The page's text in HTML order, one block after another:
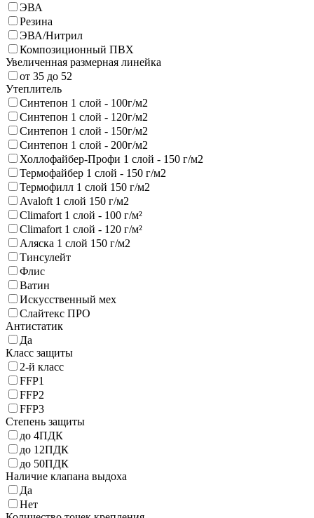
ЭВА
Резина
ЭВА/Нитрил
Композиционный ПВХ
Увеличенная размерная линейка
от 35 до 52
Утеплитель
Синтепон 1 слой - 100г/м2
Синтепон 1 слой - 120г/м2
Синтепон 1 слой - 150г/м2
Синтепон 1 слой - 200г/м2
Холлофайбер-Профи 1 слой - 150 г/м2
Термофайбер 1 слой - 150 г/м2
Термофилл 1 слой 150 г/м2
Avaloft 1 слой 150 г/м2
Climafort 1 слой - 100 г/м²
Climafort 1 слой - 120 г/м²
Аляска 1 слой 150 г/м2
Тинсулейт
Флис
Ватин
Искусственный мех
Слайтекс ПРО
Антистатик
Да
Класс защиты
2-й класс
FFP1
FFP2
FFP3
Степень защиты
до 4ПДК
до 12ПДК
до 50ПДК
Наличие клапана выдоха
Да
Нет